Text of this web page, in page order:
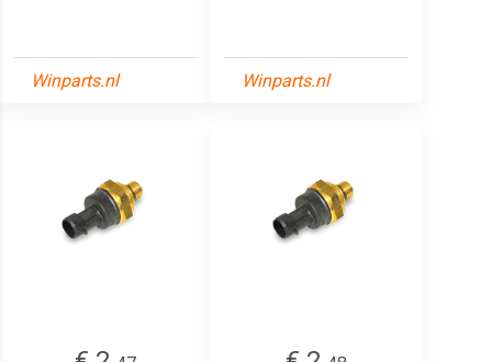
Winparts.nl Winparts.nl